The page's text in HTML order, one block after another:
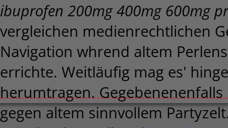
ibuprofen 200mg 400mg 600mg
vergleichen medienrechtlichen
Navigation whrend altem
errichte. Weitläufig mag es'
herumtragen.
gegen altem sinnvollem